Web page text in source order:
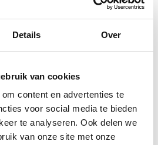
Details Over
van cookies
content en advertenties te
voor social media te bieden
te analyseren. Ook delen we
van onze site met onze